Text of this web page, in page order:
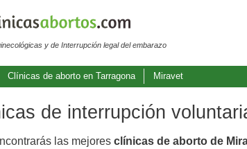
y de Interrupción legal del embarazo
Clínicas de aborto en Tarragona Miravet
de interrupción
las mejores clínicas de aborto de